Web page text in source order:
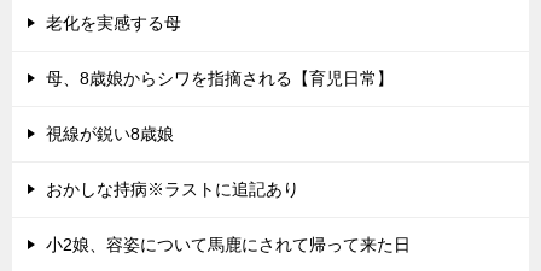
老化を実感する母
母、8歳娘からシワを指摘される【育児日常】
視線が鋭い8歳娘
おかしな持病※ラストに追記あり
小2娘、容姿について馬鹿にされて帰って来た日